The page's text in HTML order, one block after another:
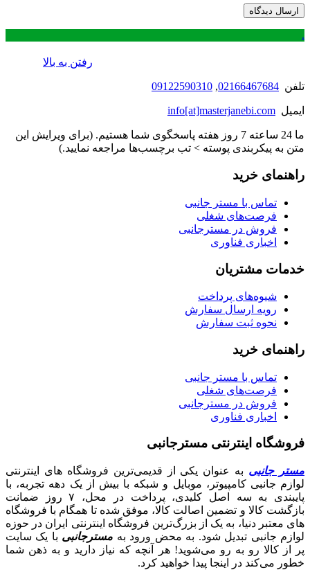
.
رفتن به بالا
تلفن 02166467684
,
09122590310
ایمیل info[at]masterjanebi.com
ما 24 ساعته 7 روز هفته پاسخگوی شما هستیم. (برای ویرایش این
متن به پیکربندی پوسته > تب برچسب‌ها مراجعه نمایید.)
راهنمای خرید
تماس با مستر جانبی
فرصت‌های شغلی
فروش در مسترجانبی
اخباری فناوری
خدمات مشتریان
شیوه‌های پرداخت
رویه ارسال سفارش
نحوه ثبت سفارش
راهنمای خرید
تماس با مستر جانبی
فرصت‌های شغلی
فروش در مسترجانبی
اخباری فناوری
فروشگاه اینترنتی مسترجانبی
مستر جانبی به عنوان یکی از قدیمی‌ترین فروشگاه های اینترنتی
لوازم جانبی کامپیوتر، موبایل و شبکه با بیش از یک دهه تجربه، با
پایبندی به سه اصل کلیدی، پرداخت در محل، ۷ روز ضمانت
بازگشت کالا و تضمین اصالت کالا، موفق شده تا همگام با فروشگاه‌
های معتبر دنیا، به یک از بزرگ‌ترین فروشگاه اینترنتی ایران در حوزه
لوازم جانبی تبدیل شود. به محض ورود به مسترجانبی با یک سایت
پر از کالا رو به رو می‌شوید! هر آنچه که نیاز دارید و به ذهن شما
خطور می‌کند در اینجا پیدا خواهید کرد.